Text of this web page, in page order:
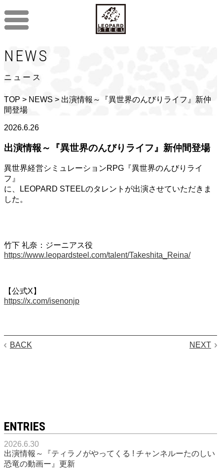
NEWS
ニュース
TOP > NEWS > 出演情報～『異世界のんびりライフ』新仲
間登場
2026.6.26
出演情報～『異世界のんびりライフ』新仲間登場
異世界経営シミュレーションRPG『異世界のんびりライ
フ』
に、LEOPARD STEELのタレントが出演させていただきま
した。
竹下 礼奈：ジーニアス役
https://www.leopardsteel.com/talent/Takeshita_Reina/
【公式X】
https://x.com/isenonjp
NEXT
BACK
ENTRIES
2026.6.30
出演情報～『ティラノがやってくる ! チャンネルーたのしい
恐竜の動画ー』更新